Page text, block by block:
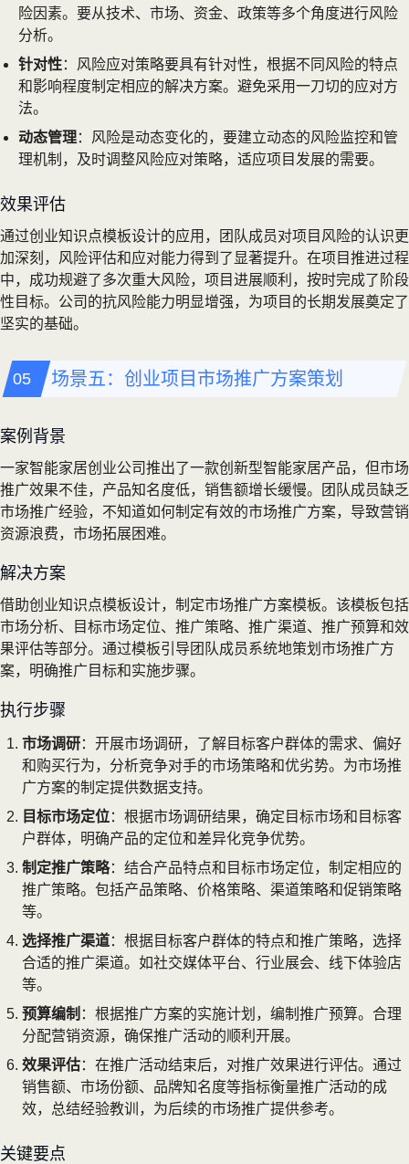
险因素。要从技术、市场、资金、政策等多个角度进行风险
分析。
针对性：风险应对策略要具有针对性，根据不同风险的特点
和影响程度制定相应的解决方案。避免采用一刀切的应对方
法。
动态管理：风险是动态变化的，要建立动态的风险监控和管
理机制，及时调整风险应对策略，适应项目发展的需要。
效果评估
通过创业知识点模板设计的应用，团队成员对项目风险的认识更
加深刻，风险评估和应对能力得到了显著提升。在项目推进过程
中，成功规避了多次重大风险，项目进展顺利，按时完成了阶段
性目标。公司的抗风险能力明显增强，为项目的长期发展奠定了
坚实的基础。
场景五：创业项目市场推广方案策划
案例背景
一家智能家居创业公司推出了一款创新型智能家居产品，但市场
推广效果不佳，产品知名度低，销售额增长缓慢。团队成员缺乏
市场推广经验，不知道如何制定有效的市场推广方案，导致营销
资源浪费，市场拓展困难。
解决方案
借助创业知识点模板设计，制定市场推广方案模板。该模板包括
市场分析、目标市场定位、推广策略、推广渠道、推广预算和效
果评估等部分。通过模板引导团队成员系统地策划市场推广方
案，明确推广目标和实施步骤。
执行步骤
市场调研：开展市场调研，了解目标客户群体的需求、偏好
和购买行为，分析竞争对手的市场策略和优劣势。为市场推
广方案的制定提供数据支持。
目标市场定位：根据市场调研结果，确定目标市场和目标客
户群体，明确产品的定位和差异化竞争优势。
制定推广策略：结合产品特点和目标市场定位，制定相应的
推广策略。包括产品策略、价格策略、渠道策略和促销策略
等。
选择推广渠道：根据目标客户群体的特点和推广策略，选择
合适的推广渠道。如社交媒体平台、行业展会、线下体验店
等。
预算编制 ：根据推广方案的实施计划，编制推广预算。合理
分配营销资源，确保推广活动的顺利开展。
效果评估：在推广活动结束后，对推广效果进行评估。通过
销售额、市场份额、品牌知名度等指标衡量推广活动的成
效，总结经验教训，为后续的市场推广提供参考。
关键要点